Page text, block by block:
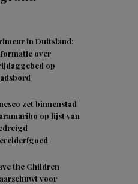
in Duitsland:
over
op
zet binnenstad
op lijst van
the Children
voor